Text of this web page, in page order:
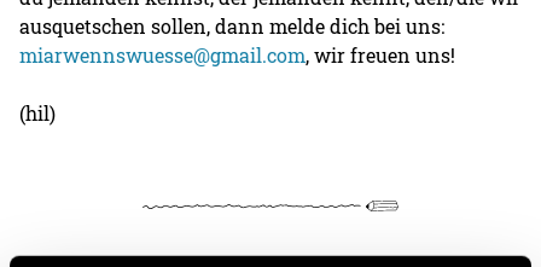
ausquetschen sollen, dann melde dich bei uns:
miarwennswuesse@gmail.com, wir freuen uns!
(hil)